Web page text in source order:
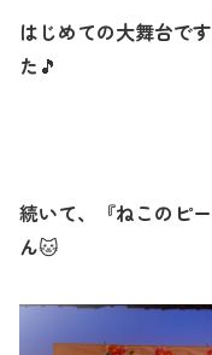
はじめての大舞台で
た 🎵
続いて、『ねこのピ
ん🐱